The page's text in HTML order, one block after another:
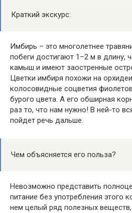
Краткий экскурс:
Имбирь – это многолетнее
побеги достигают 1–2 м в длину,
камыш и имеют заостренные
Цветки имбиря похожи на
колосовидные соцветия
бурого цвета. А его обширная
раз то, что нам нужно! В ней-то
пойдет речь дальше.
Чем объясняется его польза?
Невозможно представить
питание без употребления этого
нем целый ряд полезных